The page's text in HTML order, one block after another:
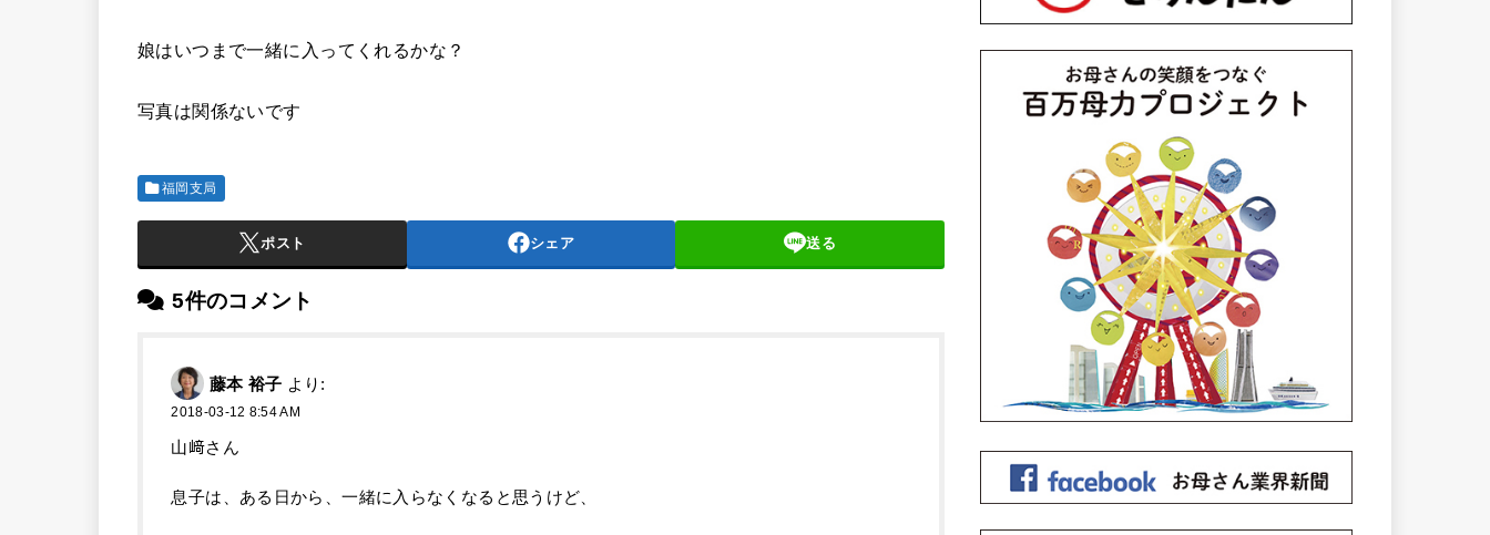
娘はいつまで一緒に入ってくれるかな？
写真は関係ないです
福岡支局
ポスト シェア 送る
5件のコメント
藤本 裕子 より:
2018-03-12 8:54 AM
山﨑さん
息子は、ある日から、一緒に入らなくなると思うけど、